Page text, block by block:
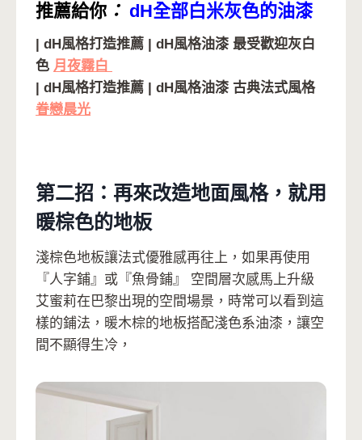
推薦給你 ： dH全部白米灰色的油漆
| dH風格打造推薦 | dH風格油漆 最受歡迎灰白
色 月夜霧白
| dH風格打造推薦 | dH風格油漆 古典法式風格
眷戀晨光
第二招：再來改造地面風格，就用
暖棕色的地板
淺棕色地板讓法式優雅感再往上，如果再使用
『人字鋪』或『魚骨鋪』 空間層次感馬上升級
艾蜜莉在巴黎出現的空間場景，時常可以看到這
樣的鋪法，暖木棕的地板搭配淺色系油漆，讓空
間不顯得生冷，